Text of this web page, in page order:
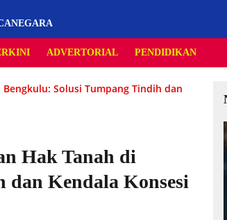
ADVERTORIAL PENDIDIKAN
Solusi Tumpang Tindih dan
Hak Tanah di
dan Kendala Konsesi